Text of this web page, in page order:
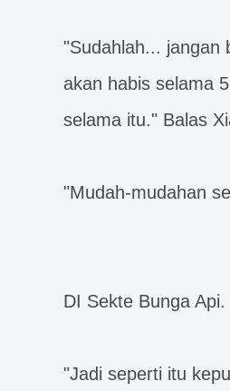
"Sudahlah... jangan
akan habis selama
selama itu." Balas
"Mudah-mudahan
DI Sekte Bunga Api.
"Jadi seperti itu